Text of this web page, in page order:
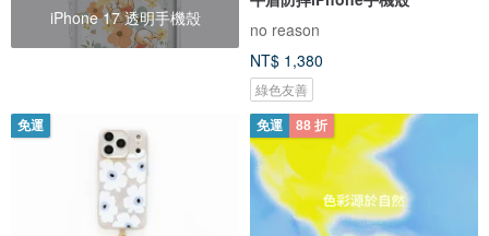
iPhone 17 透明手機殼
no reason
NT$ 1,380
綠色友善
免運 免運 88 折